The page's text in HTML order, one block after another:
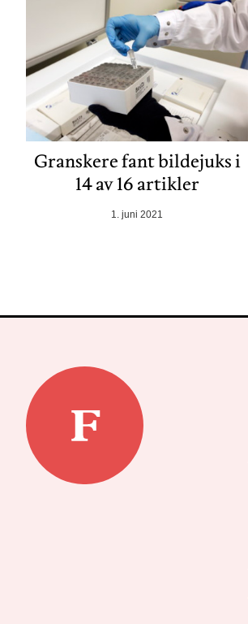
Granskere fant bildejuks i
14 av 16 artikler
1. juni 2021